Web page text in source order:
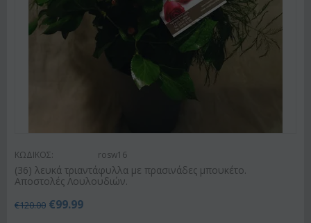
ΚΩΔΙΚΟΣ: rosw16
(36) λευκά τριαντάφυλλα με πρασινάδες μπουκέτο.
Αποστολές Λουλουδιών.
€120.00 €99.99